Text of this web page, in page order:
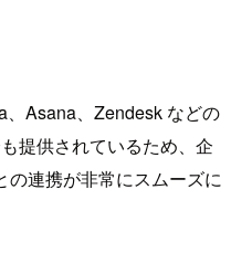
Asana、Zendesk などの
提供されているため、企
連携が非常にスムーズに